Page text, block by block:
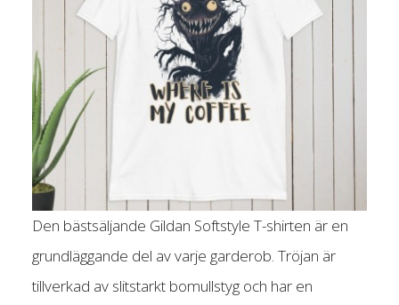
Den bästsäljande Gildan Softstyle T-shirten är en
grundläggande del av varje garderob. Tröjan är
tillverkad av slitstarkt bomullstyg och har en